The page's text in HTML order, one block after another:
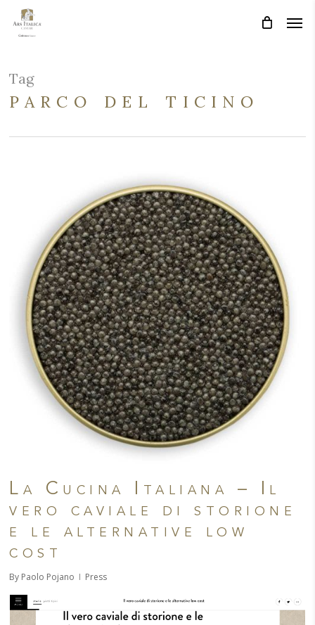
Skip
Tag
parco del ticino
La Cucina Italiana – Il
vero caviale di storione
e le alternative low
cost
By Paolo Pojano Press